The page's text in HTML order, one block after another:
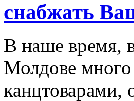
снабжать
В наше время,
Молдове
канцтоварами,